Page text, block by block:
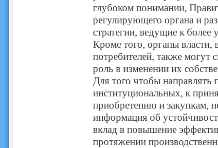
глубоком понимании,
регулирующего органа и
стратегии, ведущие к
Кроме того, органы власти,
потребителей, также могут
роль в изменении их
Для того чтобы направлять
институциональных, к
приобретению и закупкам,
информация об
вклад в повышение
протяжении